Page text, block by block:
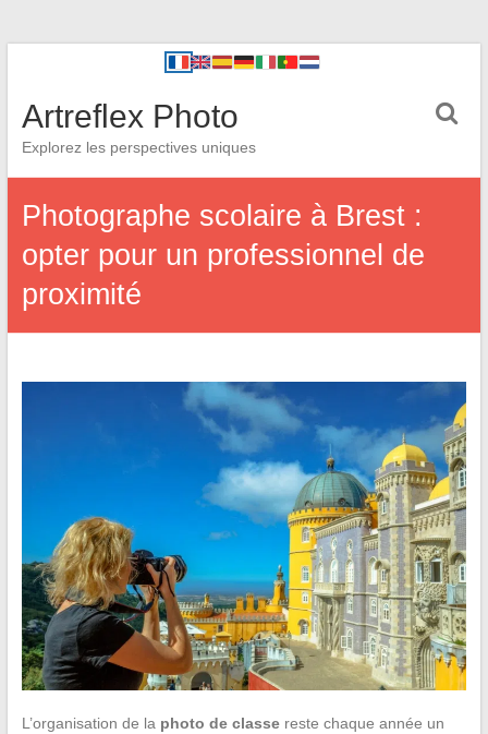
Artreflex Photo
Explorez les perspectives uniques
Photographe scolaire à Brest :
opter pour un professionnel de
proximité
L’organisation de la photo de classereste chaque année un